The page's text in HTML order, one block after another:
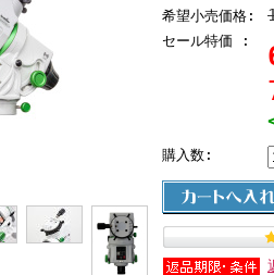
希望小売価格:
セール特価 :
購入数: